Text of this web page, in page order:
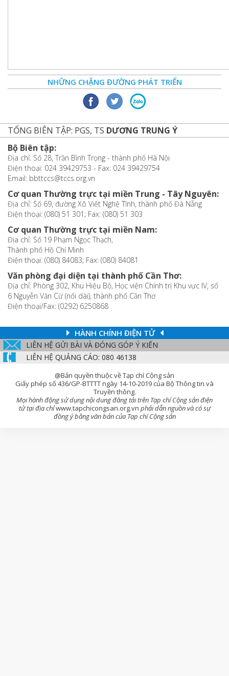
NHỮNG CHẶNG ĐƯỜNG PHÁT TRIỂN
TỔNG BIÊN TẬP: PGS, TS DƯƠNG TRUNG Ý
Bộ Biên tập:
Địa chỉ: Số 28, Trần Bình Trọng - thành phố Hà Nội
Điện thoại: 024 39429753 - Fax: 024 39429754
Email: bbttccs@tccs.org.vn
Cơ quan Thường trực tại miền Trung - Tây Nguyên:
Địa chỉ: Số 69, đường Xô Viết Nghệ Tĩnh, thành phố Đà Nẵng
Điện thoại: (080) 51 301; Fax: (080) 51 303
Cơ quan Thường trực tại miền Nam:
Địa chỉ: Số 19 Phạm Ngọc Thạch,
Thành phố Hồ Chí Minh
Điện thoại: (080) 84083; Fax: (080) 84081
Văn phòng đại diện tại thành phố Cần Thơ:
Địa chỉ: Phòng 302, Khu Hiệu Bộ, Học viện Chính trị Khu vực IV, số
6 Nguyễn Văn Cừ (nối dài), thành phố Cần Thơ
Điện thoại/Fax: (0292) 6250868
HÀNH CHÍNH ĐIỆN TỬ
LIÊN HỆ GỬI BÀI VÀ ĐÓNG GÓP Ý KIẾN
LIÊN HỆ QUẢNG CÁO: 080 46138
@Bản quyền thuộc về Tạp chí Cộng sản
Giấy phép số 436/GP-BTTTT ngày 14-10-2019 của Bộ Thông tin và
Truyền thông.
Mọi hành động sử dụng nội dung đăng tải trên Tạp chí Cộng sản điện
tử tại địa chỉwww.tapchicongsan.org.vn phải dẫn nguồn và có sự
đồng ý bằng văn bản của Tạp chí Cộng sản